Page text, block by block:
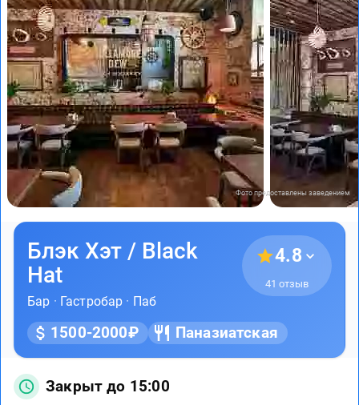
Фото предоставлены заведением
Блэк Хэт / Black
Hat
Бар · Гастробар · Паб
4.8
41 отзыв
1500-2000₽ Паназиатская
Закрыт до 15:00